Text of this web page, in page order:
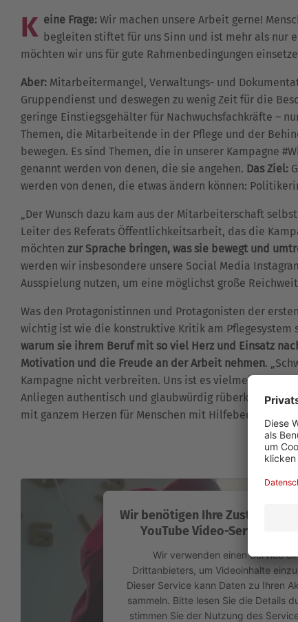
K eine Frage: Wir machen unsere Arbeit gerne!
begleiten stiftet für uns Sinn und ist mehr als nur
möchten wir uns für gute Rahmenbedingungen
Aber: Mitarbeitermangel, Verwaltungs- und
Gruppendienst und deswegen zu wenig Zeit für die
geringe Einstiegsgehälter für Nachwuchsfachkräfte –
Themen, die Mitarbeitende in der Pflege und der
bewegen. Es sind Themen, die in unserer Kampagne
genannt werden von denen, die sie angehen. Das Ziel:
werden von denen, die etwas ändern können:
„Der Wunsch dazu kam aus der Mitarbeiterschaft
Leiter des Referats Öffentlichkeitsarbeit, das die
möchten zur Sprache bringen, was sie bewegt und
werden wir insbesondere unsere Social Media
Ausspielung nutzen, um eine möglichst große
Was den Protagonistinnen und Protagonisten der
wichtig ist wie die konstruktive Kritik am Pflegesystem
warum sie ihrem Beruf mit so viel Herz und Einsatz
Motivation und die Freude an der Arbeit nehmen.
Kampagne nicht verbreiten. Uns ist es vielmehr
Anliegen authentisch und glaubwürdig rüberkommen
mit ganzem Herzen für Menschen mit Hilfebedarf da
Wir benötigen Ihre
YouTube Video-Service zu
Wir verwenden einen Service
Drittanbieters, um Videoinhalte
Dieser Service kann Daten zu Ihren
sammeln. Bitte lesen Sie die Details
stimmen Sie der Nutzung des